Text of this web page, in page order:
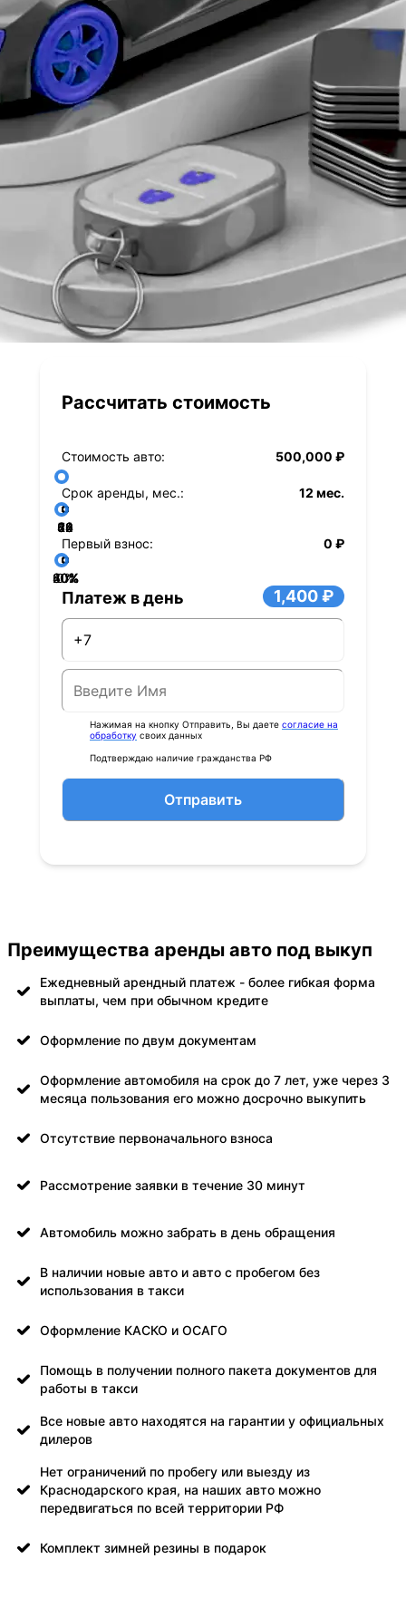
Рассчитать стоимость
Стоимость авто: 500,000 ₽
Срок аренды, мес.: 12 мес.
12
24
36
48
60
72
84
Первый взнос:
0 ₽
0%
20%
40%
60%
80%
Платеж в день 1,400 ₽
Нажимая на кнопку Отправить, Вы даете согласие на
обработку своих данных
Подтверждаю наличие гражданства РФ
Отправить
Преимущества аренды авто под выкуп
Ежедневный арендный платеж - более гибкая форма
выплаты, чем при обычном кредите
Оформление по двум документам
Оформление автомобиля на срок до 7 лет, уже через 3
месяца пользования его можно досрочно выкупить
Отсутствие первоначального взноса
Рассмотрение заявки в течение 30 минут
Автомобиль можно забрать в день обращения
В наличии новые авто и авто с пробегом без
использования в такси
Оформление КАСКО и ОСАГО
Помощь в получении полного пакета документов для
работы в такси
Все новые авто находятся на гарантии у официальных
дилеров
Нет ограничений по пробегу или выезду из
Краснодарского края, на наших авто можно
передвигаться по всей территории РФ
Комплект зимней резины в подарок